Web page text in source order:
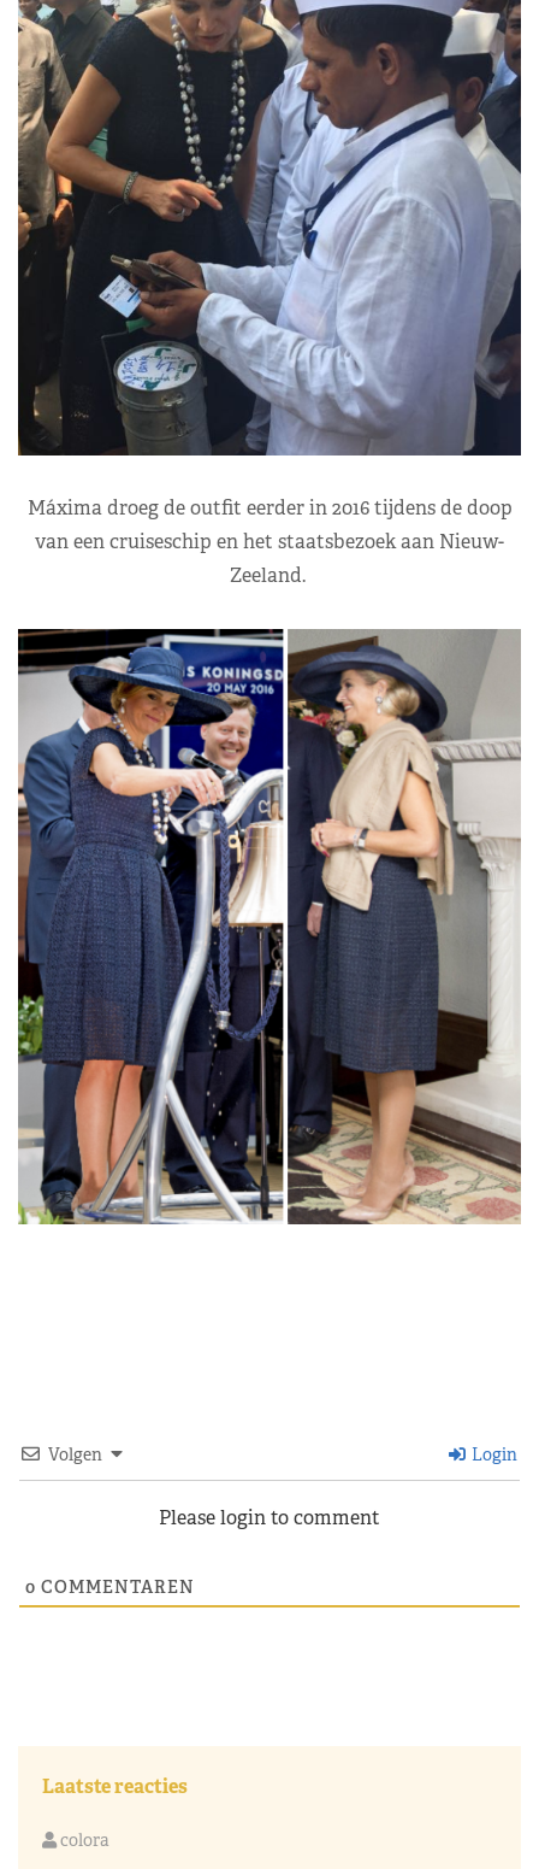
Máxima droeg de outfit eerder in 2016 tijdens de doop
van een cruiseschip en het staatsbezoek aan Nieuw-
Zeeland.
Volgen Login
Please login to comment
0 COMMENTAREN
Laatste reacties
colora